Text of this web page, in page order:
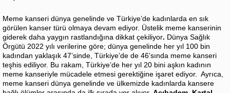
Meme kanseri dünya genelinde ve Türkiye’de kadınlarda en sık
görülen kanser türü olmaya devam ediyor. Üstelik meme kanserinin
giderek daha yaygın rastlandığına dikkat çekiliyor. Dünya Sağlık
Örgütü 2022 yılı verilerine göre; dünya genelinde her yıl 100 bin
kadından yaklaşık 47’sinde, Türkiye’de de 46’sında meme kanseri
teşhis ediliyor. Bu rakam, Türkiye’de her yıl 20 bini aşkın kadının
meme kanseriyle mücadele etmesi gerektiğine işaret ediyor. Ayrıca,
meme kanseri dünya genelinde ve ülkemizde kadınlarda kansere